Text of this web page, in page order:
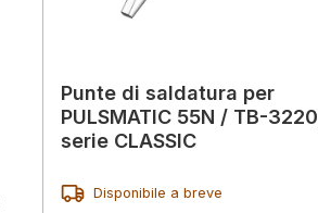
Punte di saldatura per
PULSMATIC 55N / TB-3220,
serie CLASSIC
Disponibile a breve